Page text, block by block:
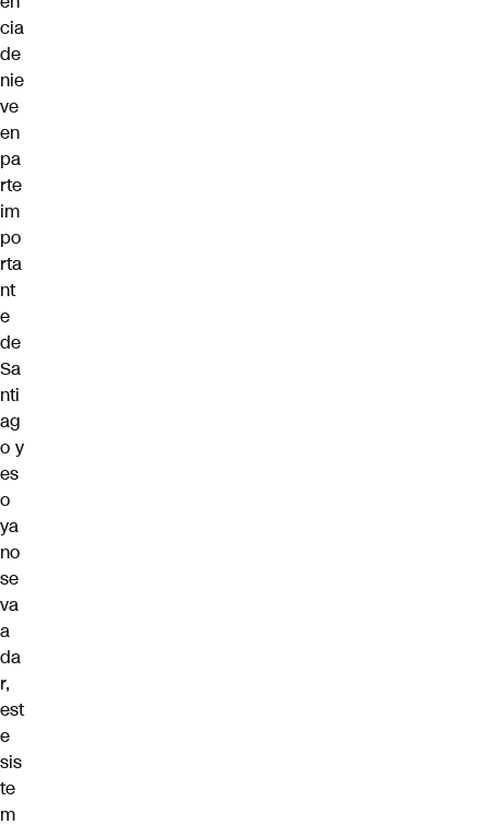
cia
de
nie
ve
en
pa
rte
im
po
rta
nt
e
de
Sa
nti
ag
o y
es
o
ya
no
se
va
a
da
r,
est
e
sis
te
m